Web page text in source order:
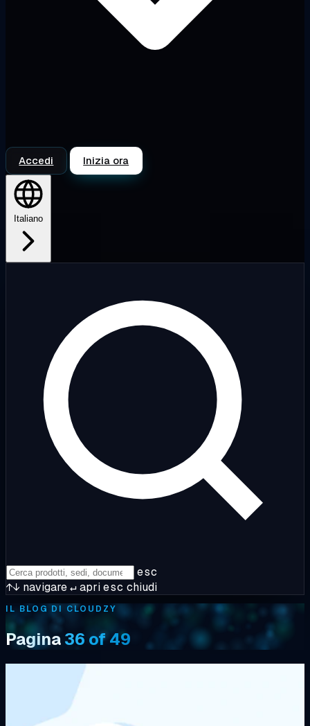
Accedi Inizia ora
Italiano
esc
↑↓ navigare↵apriesc chiudi
IL BLOG DI CLOUDZY
Pagina36 of 49